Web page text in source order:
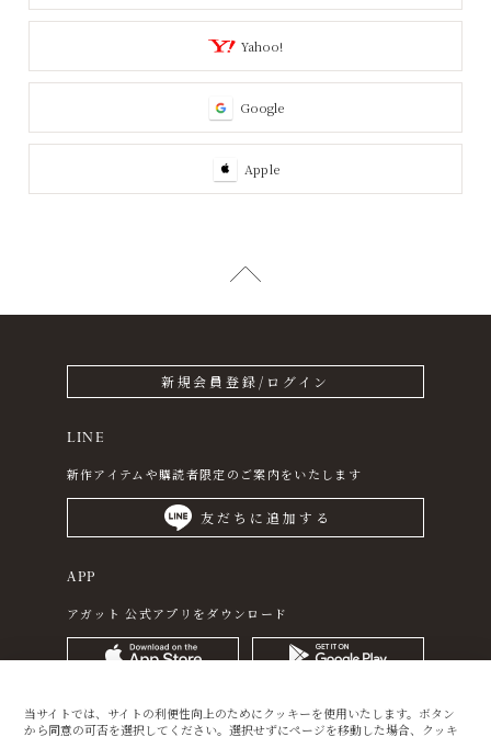
Yahoo!
Google
Apple
新規会員登録/ログイン
LINE
新作アイテムや購読者限定のご案内をいたします
友だちに追加する
APP
アガット 公式アプリをダウンロード
当サイトでは、サイトの利便性向上のためにクッキーを使用いたします。ボタン
から同意の可否を選択してください。選択せずにページを移動した場合、クッキ